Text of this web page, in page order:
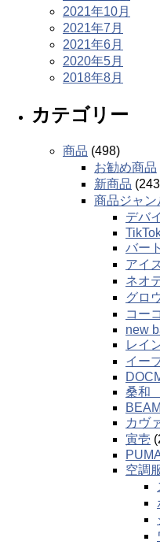
2021年10月
2021年7月
2021年6月
2020年5月
2018年8月
カテゴリー
商品 (498)
お勧め商品
新商品
商品ジャン
デバ
バー
アイ
ネオ
グロ
コー
new
レイ
イー
桑和
カヴ
寅壱
空調